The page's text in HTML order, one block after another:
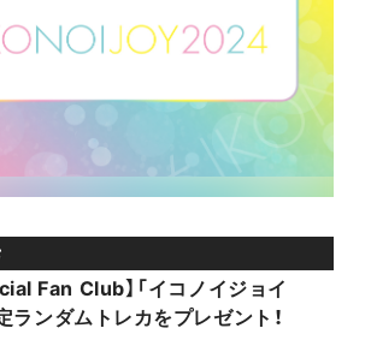
Fan Club】「イコノイジョイ
ランダムトレカをプレゼント！